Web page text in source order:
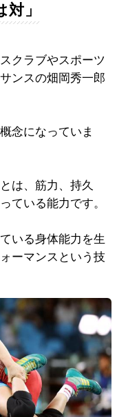
」
クラブやスポーツ
ンスの畑岡秀一郎
念になっていま
は、筋力、持久
ている能力です。
いる身体能力を生
ーマンスという技